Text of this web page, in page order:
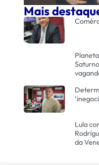
Mais
Lula
da